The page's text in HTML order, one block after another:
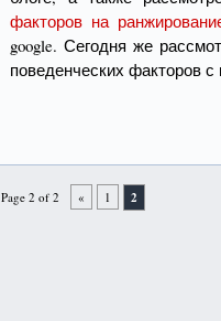
факторов на
google. Сегодня же
поведенческих факторов
Page 2 of 2 « 1 2